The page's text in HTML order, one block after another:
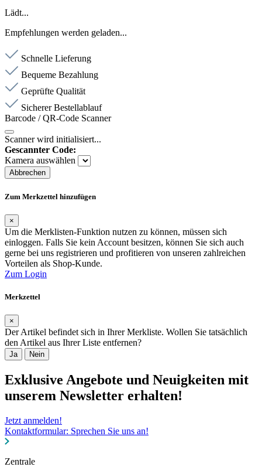
Lädt...
Empfehlungen werden geladen...
Schnelle Lieferung
Bequeme Bezahlung
Geprüfte Qualität
Sicherer Bestellablauf
Barcode / QR-Code Scanner
Scanner wird initialisiert...
Gescannter Code:
Kamera auswählen
Abbrechen
Zum Merkzettel hinzufügen
×
Um die Merklisten-Funktion nutzen zu können, müssen sich
einloggen. Falls Sie kein Account besitzen, können Sie sich auch
gerne bei uns registrieren und profitieren von unseren zahlreichen
Vorteilen als Shop-Kunde.
Zum Login
Merkzettel
×
Der Artikel befindet sich in Ihrer Merkliste. Wollen Sie tatsächlich
den Artikel aus Ihrer Liste entfernen?
Ja Nein
Exklusive Angebote und Neuigkeiten mit
unserem Newsletter erhalten!
Jetzt anmelden!
Kontaktformular: Sprechen Sie uns an!
Zentrale